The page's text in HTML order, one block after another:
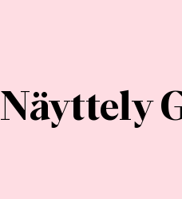
Näyttely